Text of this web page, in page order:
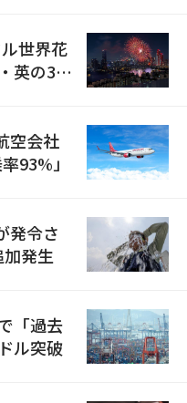
世界花
英の3カ
空会社
93%」
発令さ
発生
「過去
ル突破